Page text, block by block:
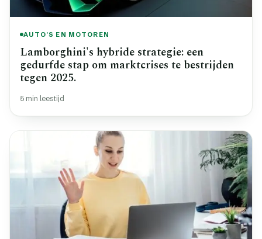
AUTO'S EN MOTOREN
Lamborghini's hybride strategie: een
gedurfde stap om marktcrises te bestrijden
tegen 2025.
5 min leestijd